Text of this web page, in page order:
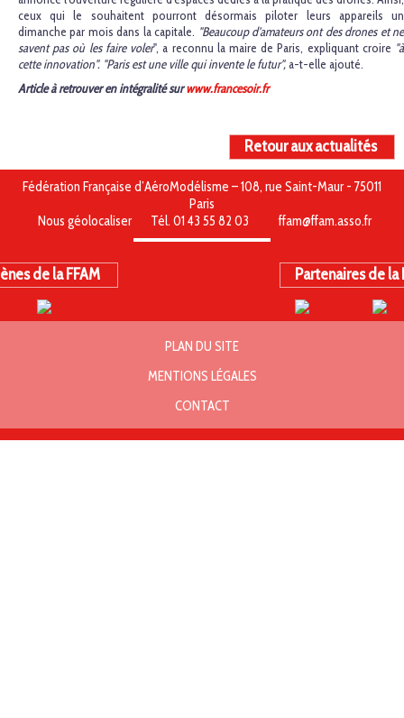
ceux qui le souhaitent pourront désormais piloter leurs appareils un
dimanche par mois dans la capitale. "Beaucoup d'amateurs ont des drones et ne
savent pas où les faire voler", a reconnu la maire de Paris, expliquant croire "à
cette innovation". "Paris est une ville qui invente le futur",a-t-elle ajouté.
Article à retrouver en intégralité surwww.francesoir.fr
Retour aux actualités
Fédération Française d’AéroModélisme – 108, rue Saint-Maur - 75011
Paris
Nous géolocaliser
Tél. 01 43 55 82 03 ffam@ffam.asso.fr
de la FFAM Partenaires de la
PLAN DU SITE
MENTIONS LÉGALES
CONTACT